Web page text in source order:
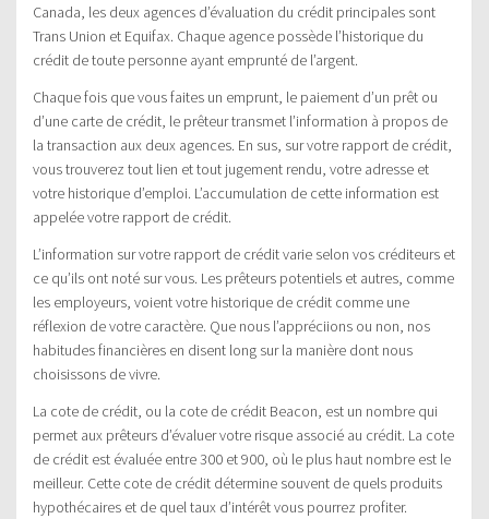
Canada, les deux agences d’évaluation du crédit principales sont
Trans Union et Equifax. Chaque agence possède l’historique du
crédit de toute personne ayant emprunté de l’argent.
Chaque fois que vous faites un emprunt, le paiement d’un prêt ou
d’une carte de crédit, le prêteur transmet l’information à propos de
la transaction aux deux agences. En sus, sur votre rapport de crédit,
vous trouverez tout lien et tout jugement rendu, votre adresse et
votre historique d’emploi. L’accumulation de cette information est
appelée votre rapport de crédit.
L’information sur votre rapport de crédit varie selon vos créditeurs et
ce qu’ils ont noté sur vous. Les prêteurs potentiels et autres, comme
les employeurs, voient votre historique de crédit comme une
réflexion de votre caractère. Que nous l’appréciions ou non, nos
habitudes financières en disent long sur la manière dont nous
choisissons de vivre.
La cote de crédit, ou la cote de crédit Beacon, est un nombre qui
permet aux prêteurs d’évaluer votre risque associé au crédit. La cote
de crédit est évaluée entre 300 et 900, où le plus haut nombre est le
meilleur. Cette cote de crédit détermine souvent de quels produits
hypothécaires et de quel taux d’intérêt vous pourrez profiter.